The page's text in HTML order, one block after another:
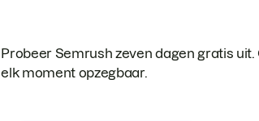
Probeer Semrush zeven dagen gratis uit.
elk moment opzegbaar.